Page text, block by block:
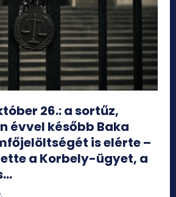
26.: a sortűz,
évvel később Baka
is elérte –
a Korbely-ügyet, a